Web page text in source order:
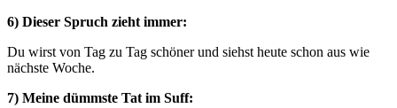
6) Dieser Spruch zieht immer:
Du wirst von Tag zu Tag schöner und siehst heute schon aus wie
nächste Woche.
7) Meine dümmste Tat im Suff: